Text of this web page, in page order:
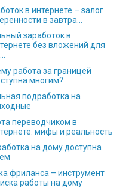
в интернете – залог
в завтра...
заработок в
без вложений для
работа за границей
многим?
подработка на
переводчиком в
мифы и реальность
на дому доступна
фриланса – инструмент
работы на дому